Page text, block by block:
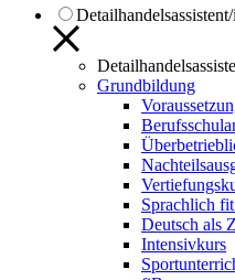
Grundbildung
Sprachlich
Deutsch als
Intensivkurs